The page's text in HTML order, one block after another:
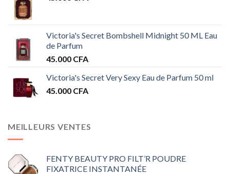
Victoria's Secret Bombshell Midnight 50 ML Eau
de Parfum
45.000 CFA
Victoria's Secret Very Sexy Eau de Parfum 50 ml
45.000 CFA
MEILLEURS VENTES
FENTY BEAUTY PRO FILT’R POUDRE
FIXATRICE INSTANTANÉE